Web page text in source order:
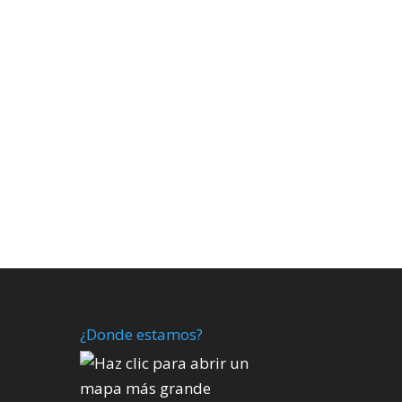
¿Donde estamos?